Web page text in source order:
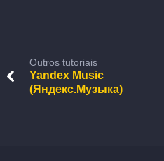
Outros tutoriais
Yandex Music
(Яндекс.Музыка)